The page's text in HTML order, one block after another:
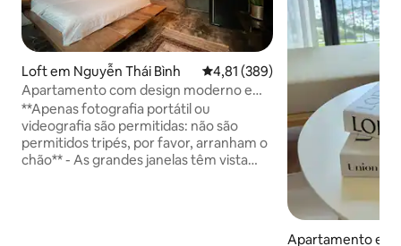
Loft em Nguyễn Thái Bình Classificação média de 4,81 em
4,81 (389)
Apartamento com design moderno e
detalhes retrô deslumbrantes
**Apenas fotografia portátil ou
videografia são permitidas: não são
permitidos tripés, por favor, arranham o
chão** - As grandes janelas têm vista
Apartamento em